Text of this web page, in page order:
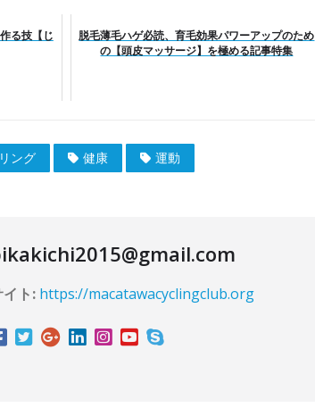
る技【じ
脱毛薄毛ハゲ必読、育毛効果パワーアップのため
の【頭皮マッサージ】を極める記事特集
ング 健康 運動
イト: https://macatawacyclingclub.org